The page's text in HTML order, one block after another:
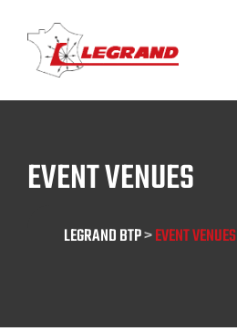
EVENT VENUES
LEGRAND BTP>EVENT VENUES